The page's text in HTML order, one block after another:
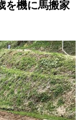
を機に馬搬家